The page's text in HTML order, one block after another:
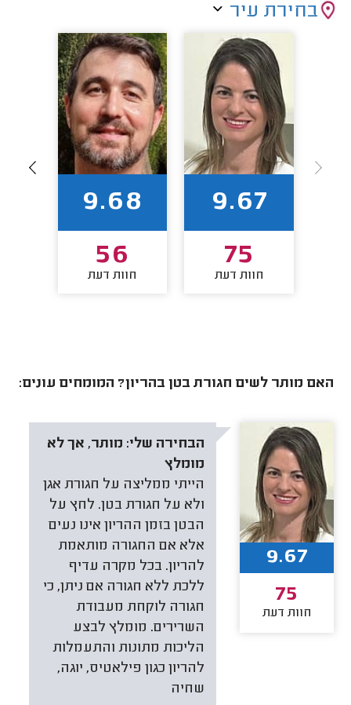
בחירת עיר
9.67
75
חוות דעת
9.68
56
חוות דעת
האם מותר לשים חגורת בטן בהריון? המומחים עונים:
הבחירה שלי: מותר, אך לא
מומלץ
הייתי ממליצה על חגורת אגן
ולא על חגורת בטן. לחץ על
הבטן בזמן ההריון אינו נעים
אלא אם החגורה מותאמת
להריון. בכל מקרה עדיף
ללכת ללא חגורה אם ניתן, כי
חגורה לוקחת מעבודת
השרירים. מומלץ לבצע
הליכות מתונות והתעמלות
להריון כגון פילאטיס, יוגה,
שחיה
9.67
75
חוות דעת